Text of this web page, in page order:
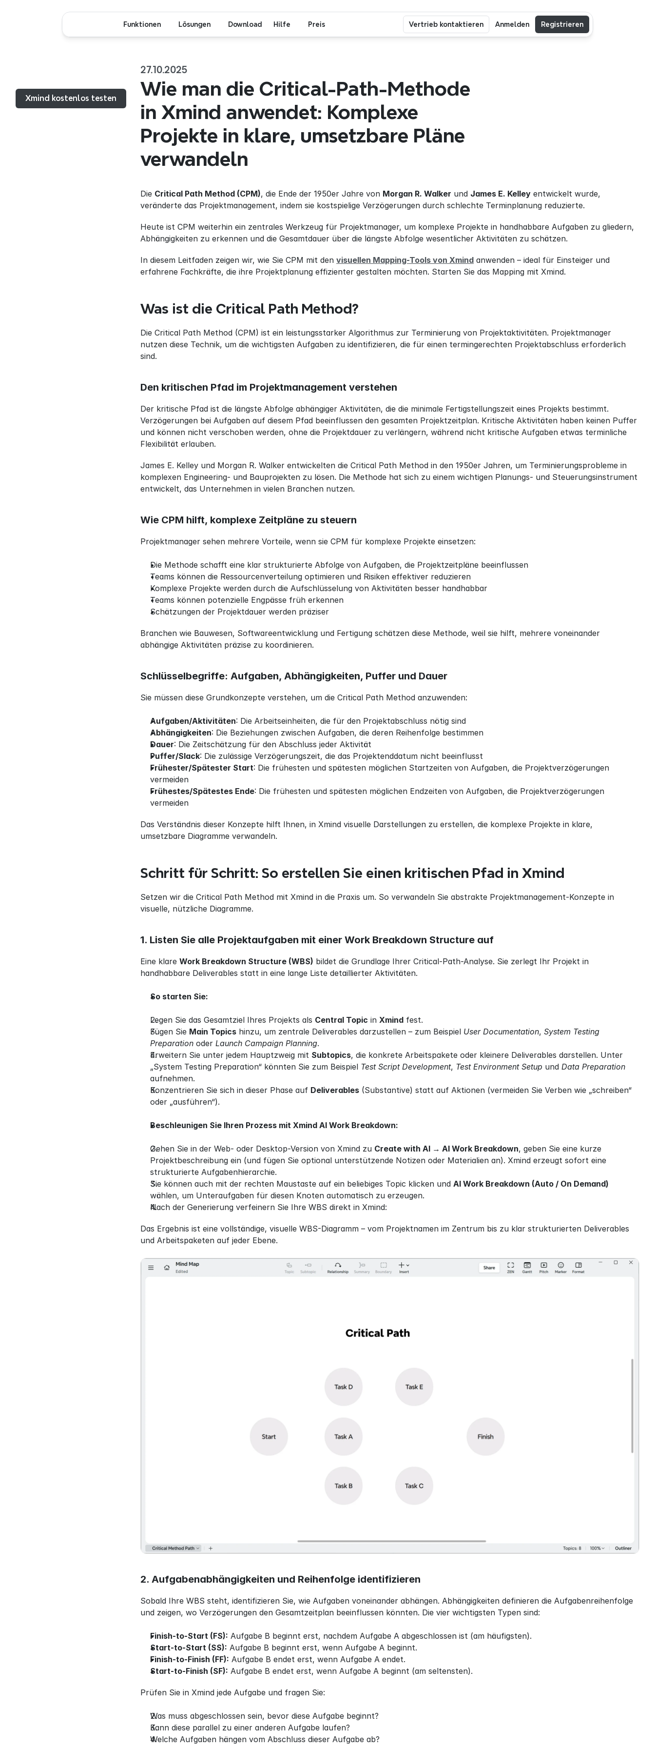
Xmind kostenlos testen
27.10.2025
Wie man die Critical-Path-Methode
in Xmind anwendet: Komplexe
Projekte in klare, umsetzbare Pläne
verwandeln
Die Critical Path Method (CPM), die Ende der 1950er Jahre von Morgan R. Walker und James E. Kelley entwickelt wurde,
veränderte das Projektmanagement, indem sie kostspielige Verzögerungen durch schlechte Terminplanung reduzierte.
Heute ist CPM weiterhin ein zentrales Werkzeug für Projektmanager, um komplexe Projekte in handhabbare Aufgaben zu gliedern,
Abhängigkeiten zu erkennen und die Gesamtdauer über die längste Abfolge wesentlicher Aktivitäten zu schätzen.
In diesem Leitfaden zeigen wir, wie Sie CPM mit den visuellen Mapping-Tools von Xmind anwenden – ideal für Einsteiger und
erfahrene Fachkräfte, die ihre Projektplanung effizienter gestalten möchten. Starten Sie das Mapping mit Xmind.
Was ist die Critical Path Method?
Die Critical Path Method (CPM) ist ein leistungsstarker Algorithmus zur Terminierung von Projektaktivitäten. Projektmanager
nutzen diese Technik, um die wichtigsten Aufgaben zu identifizieren, die für einen termingerechten Projektabschluss erforderlich
sind.
Den kritischen Pfad im Projektmanagement verstehen
Der kritische Pfad ist die längste Abfolge abhängiger Aktivitäten, die die minimale Fertigstellungszeit eines Projekts bestimmt.
Verzögerungen bei Aufgaben auf diesem Pfad beeinflussen den gesamten Projektzeitplan. Kritische Aktivitäten haben keinen Puffer
und können nicht verschoben werden, ohne die Projektdauer zu verlängern, während nicht kritische Aufgaben etwas terminliche
Flexibilität erlauben.
James E. Kelley und Morgan R. Walker entwickelten die Critical Path Method in den 1950er Jahren, um Terminierungsprobleme in
komplexen Engineering- und Bauprojekten zu lösen. Die Methode hat sich zu einem wichtigen Planungs- und Steuerungsinstrument
entwickelt, das Unternehmen in vielen Branchen nutzen.
Wie CPM hilft, komplexe Zeitpläne zu steuern
Projektmanager sehen mehrere Vorteile, wenn sie CPM für komplexe Projekte einsetzen:
Die Methode schafft eine klar strukturierte Abfolge von Aufgaben, die Projektzeitpläne beeinflussen
Teams können die Ressourcenverteilung optimieren und Risiken effektiver reduzieren
Komplexe Projekte werden durch die Aufschlüsselung von Aktivitäten besser handhabbar
Teams können potenzielle Engpässe früh erkennen
Schätzungen der Projektdauer werden präziser
Branchen wie Bauwesen, Softwareentwicklung und Fertigung schätzen diese Methode, weil sie hilft, mehrere voneinander
abhängige Aktivitäten präzise zu koordinieren.
Schlüsselbegriffe: Aufgaben, Abhängigkeiten, Puffer und Dauer
Sie müssen diese Grundkonzepte verstehen, um die Critical Path Method anzuwenden:
Aufgaben/Aktivitäten: Die Arbeitseinheiten, die für den Projektabschluss nötig sind
Abhängigkeiten: Die Beziehungen zwischen Aufgaben, die deren Reihenfolge bestimmen
Dauer: Die Zeitschätzung für den Abschluss jeder Aktivität
Puffer/Slack: Die zulässige Verzögerungszeit, die das Projektenddatum nicht beeinflusst
Frühester/Spätester Start: Die frühesten und spätesten möglichen Startzeiten von Aufgaben, die Projektverzögerungen
vermeiden
Frühestes/Spätestes Ende: Die frühesten und spätesten möglichen Endzeiten von Aufgaben, die Projektverzögerungen
vermeiden
Das Verständnis dieser Konzepte hilft Ihnen, in Xmind visuelle Darstellungen zu erstellen, die komplexe Projekte in klare,
umsetzbare Diagramme verwandeln.
Schritt für Schritt: So erstellen Sie einen kritischen Pfad in Xmind
Setzen wir die Critical Path Method mit Xmind in die Praxis um. So verwandeln Sie abstrakte Projektmanagement-Konzepte in
visuelle, nützliche Diagramme.
1. Listen Sie alle Projektaufgaben mit einer Work Breakdown Structure auf
Eine klare Work Breakdown Structure (WBS) bildet die Grundlage Ihrer Critical-Path-Analyse. Sie zerlegt Ihr Projekt in
handhabbare Deliverables statt in eine lange Liste detaillierter Aktivitäten.
So starten Sie:
Legen Sie das Gesamtziel Ihres Projekts als Central Topic in Xmind fest.
Fügen Sie Main Topics hinzu, um zentrale Deliverables darzustellen – zum Beispiel User Documentation, System Testing
Preparation oder Launch Campaign Planning.
Erweitern Sie unter jedem Hauptzweig mit Subtopics, die konkrete Arbeitspakete oder kleinere Deliverables darstellen. Unter
„System Testing Preparation“ könnten Sie zum Beispiel Test Script Development, Test Environment Setup und Data Preparation
aufnehmen.
Konzentrieren Sie sich in dieser Phase auf Deliverables (Substantive) statt auf Aktionen (vermeiden Sie Verben wie „schreiben“
oder „ausführen“).
Beschleunigen Sie Ihren Prozess mit Xmind AI Work Breakdown:
Gehen Sie in der Web- oder Desktop-Version von Xmind zu Create with AI → AI Work Breakdown, geben Sie eine kurze
Projektbeschreibung ein (und fügen Sie optional unterstützende Notizen oder Materialien an). Xmind erzeugt sofort eine
strukturierte Aufgabenhierarchie.
Sie können auch mit der rechten Maustaste auf ein beliebiges Topic klicken und AI Work Breakdown (Auto / On Demand)
wählen, um Unteraufgaben für diesen Knoten automatisch zu erzeugen.
Nach der Generierung verfeinern Sie Ihre WBS direkt in Xmind:
Das Ergebnis ist eine vollständige, visuelle WBS-Diagramm – vom Projektnamen im Zentrum bis zu klar strukturierten Deliverables
und Arbeitspaketen auf jeder Ebene.
2. Aufgabenabhängigkeiten und Reihenfolge identifizieren
Sobald Ihre WBS steht, identifizieren Sie, wie Aufgaben voneinander abhängen. Abhängigkeiten definieren die Aufgabenreihenfolge
und zeigen, wo Verzögerungen den Gesamtzeitplan beeinflussen könnten. Die vier wichtigsten Typen sind:
Finish-to-Start (FS): Aufgabe B beginnt erst, nachdem Aufgabe A abgeschlossen ist (am häufigsten).
Start-to-Start (SS): Aufgabe B beginnt erst, wenn Aufgabe A beginnt.
Finish-to-Finish (FF): Aufgabe B endet erst, wenn Aufgabe A endet.
Start-to-Finish (SF): Aufgabe B endet erst, wenn Aufgabe A beginnt (am seltensten).
Prüfen Sie in Xmind jede Aufgabe und fragen Sie:
Was muss abgeschlossen sein, bevor diese Aufgabe beginnt?
Kann diese parallel zu einer anderen Aufgabe laufen?
Welche Aufgaben hängen vom Abschluss dieser Aufgabe ab?
Funktionen Lösungen Download Hilfe Preis Vertrieb kontaktieren Anmelden Registrieren